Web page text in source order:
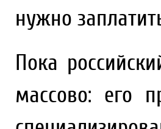
нужно
Пока
массово: его